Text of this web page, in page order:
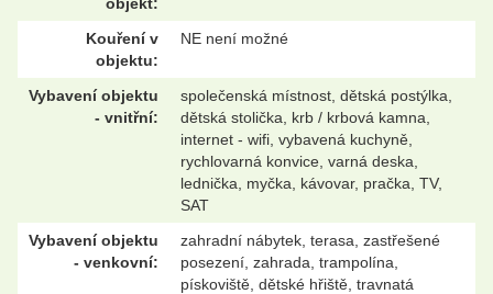
Kouření v
objektu:
NE není možné
Vybavení objektu
- vnitřní:
společenská místnost, dětská postýlka,
dětská stolička, krb / krbová kamna,
internet - wifi, vybavená kuchyně,
rychlovarná konvice, varná deska,
lednička, myčka, kávovar, pračka, TV,
SAT
Vybavení objektu
- venkovní:
zahradní nábytek, terasa, zastřešené
posezení, zahrada, trampolína,
pískoviště, dětské hřiště, travnatá